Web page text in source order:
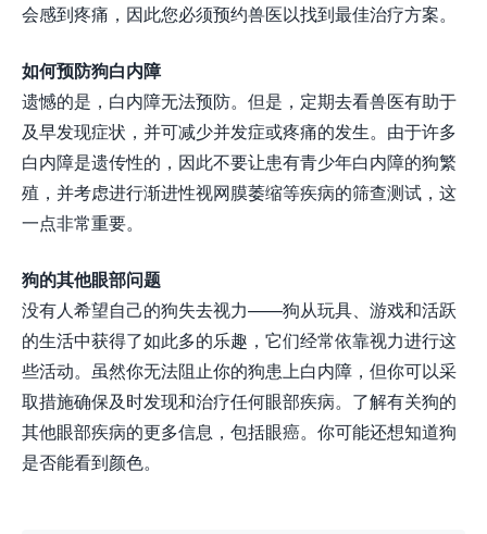
会感到疼痛，因此您必须预约兽医以找到最佳治疗方案。
如何预防狗白内障
遗憾的是，白内障无法预防。但是，定期去看兽医有助于
及早发现症状，并可减少并发症或疼痛的发生。由于许多
白内障是遗传性的，因此不要让患有青少年白内障的狗繁
殖，并考虑进行渐进性视网膜萎缩等疾病的筛查测试，这
一点非常重要。
狗的其他眼部问题
没有人希望自己的狗失去视力——狗从玩具、游戏和活跃
的生活中获得了如此多的乐趣，它们经常依靠视力进行这
些活动。虽然你无法阻止你的狗患上白内障，但你可以采
取措施确保及时发现和治疗任何眼部疾病。了解有关狗的
其他眼部疾病的更多信息，包括眼癌。你可能还想知道狗
是否能看到颜色。